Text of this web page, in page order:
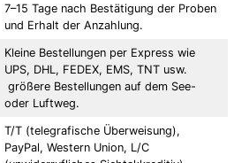
7–15 Tage nach Bestätigung der Proben
und Erhalt der Anzahlung.
Kleine Bestellungen per Express wie
UPS, DHL, FEDEX, EMS, TNT usw.
größere Bestellungen auf dem See-
oder Luftweg.
T/T (telegrafische Überweisung),
PayPal, Western Union, L/C